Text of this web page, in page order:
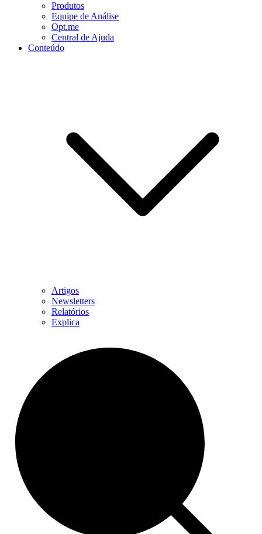
Produtos
Equipe de Análise
Opt.me
Central de Ajuda
Conteúdo
Artigos
Newsletters
Relatórios
Explica